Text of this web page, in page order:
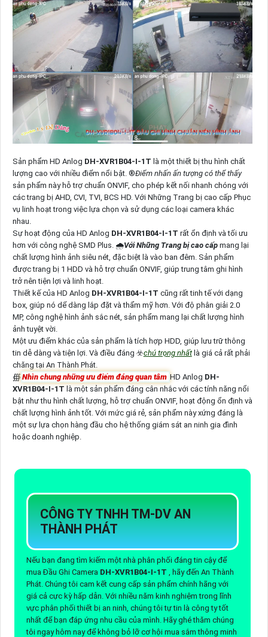
Sản phẩm HD Anlog DH-XVR1B04-I-1T là một thiết bị thu hình chất
lượng cao với nhiều điểm nổi bật. ®️Điểm nhấn ấn tượng có thể thấy
sản phẩm này hỗ trợ chuẩn ONVIF, cho phép kết nối nhanh chóng với
các trang bị AHD, CVI, TVI, BCS HD. Với Những Trang bị cao cấp Phục
vụ linh hoạt trong việc lựa chọn và sử dụng các loại camera khác
nhau.
Sự hoạt động của HD Anlog DH-XVR1B04-I-1T rất ổn định và tối ưu
hơn với công nghệ SMD Plus. 🌧️Với Những Trang bị cao cấpmang lại
chất lượng hình ảnh siêu nét, đặc biệt là vào ban đêm. Sản phẩm
được trang bị 1 HDD và hỗ trợ chuẩn ONVIF, giúp trung tâm ghi hình
trở nên tiện lợi và linh hoạt.
Thiết kế của HD Anlog DH-XVR1B04-I-1T cũng rất tinh tế với dạng
box, giúp nó dể dàng lắp đặt và thẩm mỹ hơn. Với độ phân giải 2.0
MP, công nghệ hình ảnh sắc nét, sản phẩm mang lại chất lượng hình
ảnh tuyệt vời.
Một ưu điểm khác của sản phẩm là tích hợp HDD, giúp lưu trữ thông
tin dễ dàng và tiện lợi. Và điều đáng ☣️chú trọng nhấtlà giá cả rất phải
chăng tại An Thành Phát.
∰ Nhìn chung những ưu điểm đáng quan tâm HD Anlog DH-
XVR1B04-I-1T là một sản phẩm đáng cân nhắc với các tính năng nổi
bật như thu hình chất lượng, hỗ trợ chuẩn ONVIF, hoạt động ổn định và
chất lượng hình ảnh tốt. Với mức giá rẻ, sản phẩm này xứng đáng là
một sự lựa chọn hàng đầu cho hệ thống giám sát an ninh gia đình
hoặc doanh nghiệp.
CÔNG TY TNHH TM-DV AN
THÀNH PHÁT
Nếu bạn đang tìm kiếm một nhà phân phối đáng tin cậy để
mua Đầu Ghi Camera DH-XVR1B04-I-1T
, hãy đến An Thành
Phát. Chúng tôi cam kết cung cấp sản phẩm chính hãng với
giá cả cực kỳ hấp dẫn. Với nhiều năm kinh nghiệm trong lĩnh
vực phân phối thiết bị an ninh, chúng tôi tự tin là công ty tốt
nhất để bạn đáp ứng nhu cầu của mình. Hãy ghé thăm chúng
tôi ngay hôm nay để không bỏ lỡ cơ hội mua sắm thông minh